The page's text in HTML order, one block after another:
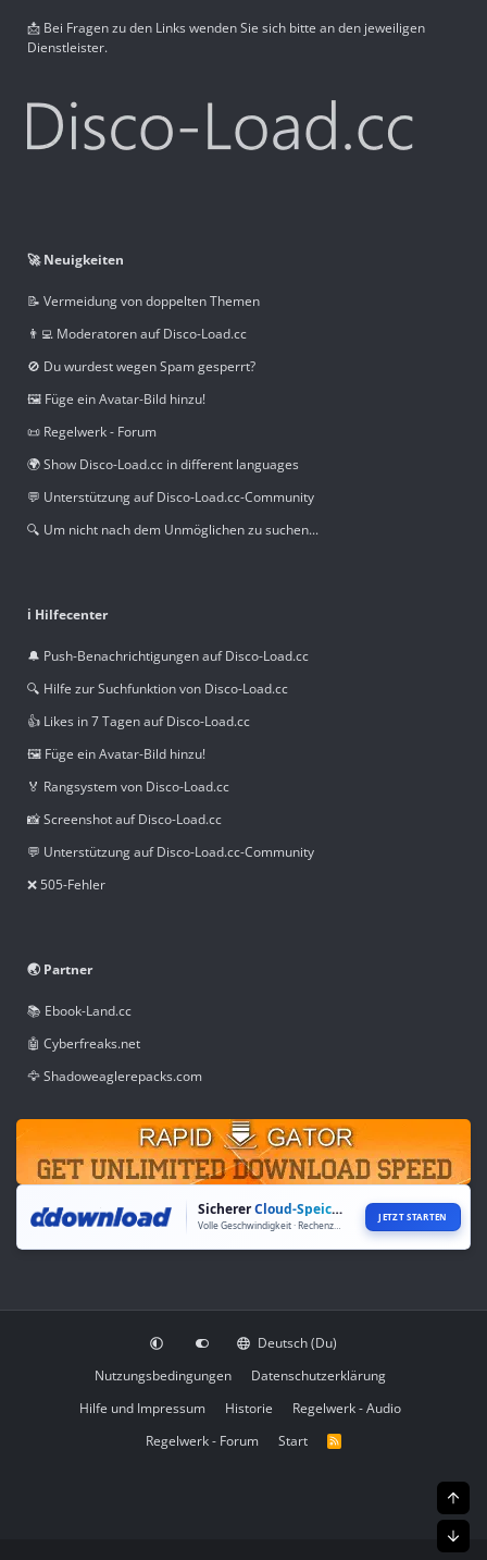
📩 Bei Fragen zu den Links wenden Sie sich bitte an den jeweiligen
Dienstleister.
🚀 Neuigkeiten
📝 Vermeidung von doppelten Themen
👨‍💻 Moderatoren auf Disco-Load.cc
🚫 Du wurdest wegen Spam gesperrt?
🖼️ Füge ein Avatar-Bild hinzu!
📜 Regelwerk - Forum
🌍 Show Disco-Load.cc in different languages
💬 Unterstützung auf Disco-Load.cc-Community
🔍 Um nicht nach dem Unmöglichen zu suchen...
ℹ️ Hilfecenter
🔔 Push-Benachrichtigungen auf Disco-Load.cc
🔍 Hilfe zur Suchfunktion von Disco-Load.cc
👍 Likes in 7 Tagen auf Disco-Load.cc
🖼️ Füge ein Avatar-Bild hinzu!
🏅 Rangsystem von Disco-Load.cc
📸 Screenshot auf Disco-Load.cc
💬 Unterstützung auf Disco-Load.cc-Community
❌ 505-Fehler
🌏 Partner
📚 Ebook-Land.cc
🤖 Cyberfreaks.net
🦅 Shadoweaglerepacks.com
SichererCloud-Speicher JETZT STARTEN
Deutsch (Du)
Nutzungsbedingungen
Datenschutzerklärung
Hilfe und Impressum
Historie
Regelwerk - Audio
Regelwerk - Forum
Start
R